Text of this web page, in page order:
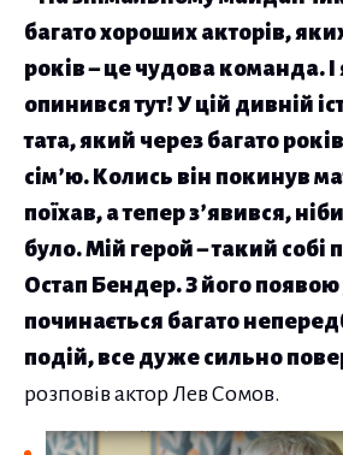
багато хороших акторів,
років – це чудова команда.
опинився тут! У цій дивній
тата, який через багато
сім’ю. Колись він покинув
поїхав, а тепер з’явився,
було. Мій герой – такий собі
Остап Бендер. З його появою у
починається багато
подій, все дуже сильно
розповів актор Лев Сомов.